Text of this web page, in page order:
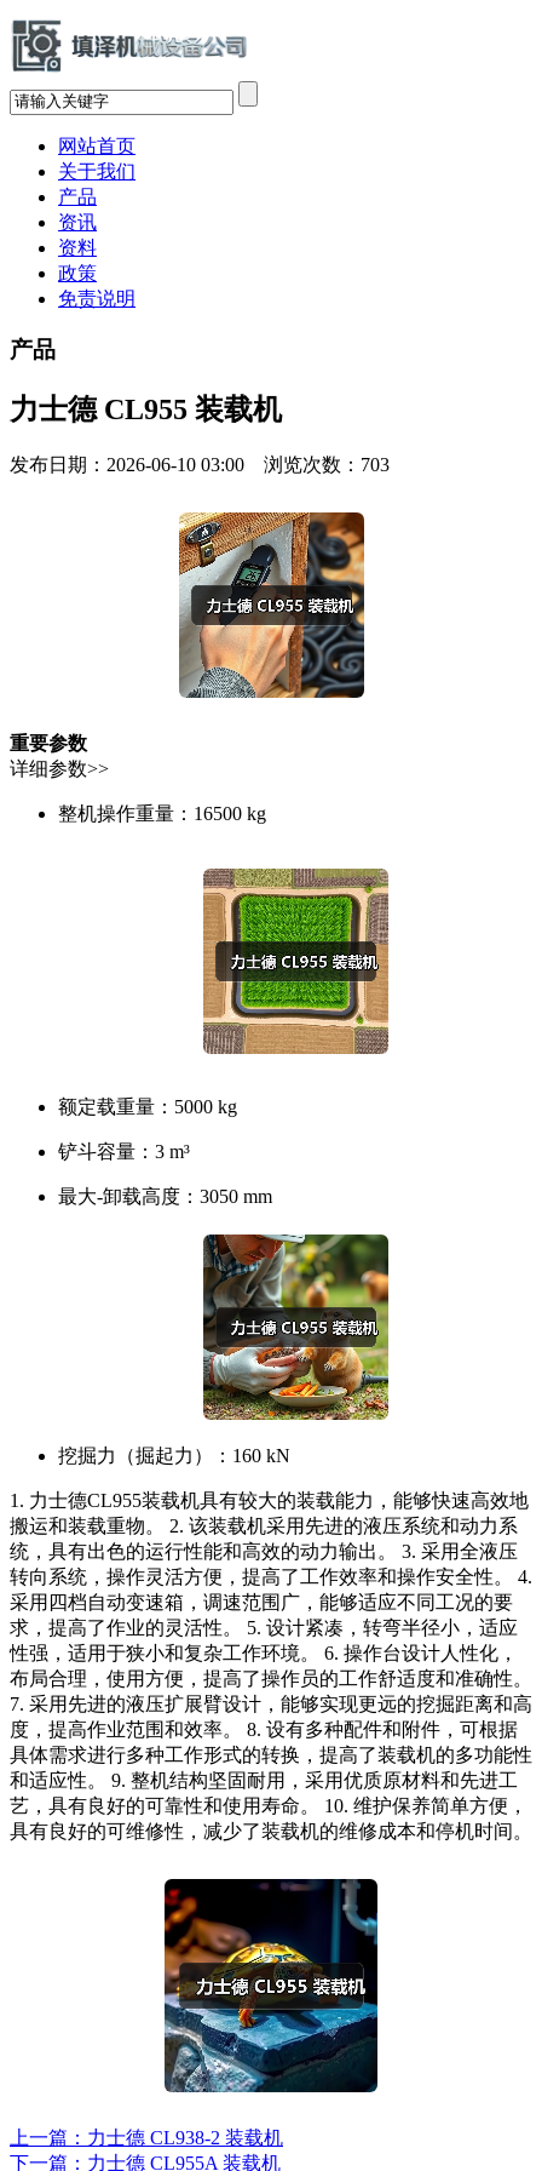
网站首页
关于我们
产品
资讯
资料
政策
免责说明
产品
力士德 CL955 装载机
发布日期：2026-06-10 03:00 浏览次数： 703
重要参数
详细参数>>
整机操作重量： 16500 kg
额定载重量： 5000 kg
铲斗容量： 3 m³
最大-卸载高度： 3050 mm
挖掘力（掘起力）： 160 kN
1. 力士德CL955装载机具有较大的装载能力，能够快速高效地
搬运和装载重物。 2. 该装载机采用先进的液压系统和动力系
统，具有出色的运行性能和高效的动力输出。 3. 采用全液压
转向系统，操作灵活方便，提高了工作效率和操作安全性。 4.
采用四档自动变速箱，调速范围广，能够适应不同工况的要
求，提高了作业的灵活性。 5. 设计紧凑，转弯半径小，适应
性强，适用于狭小和复杂工作环境。 6. 操作台设计人性化，
布局合理，使用方便，提高了操作员的工作舒适度和准确性。
7. 采用先进的液压扩展臂设计，能够实现更远的挖掘距离和高
度，提高作业范围和效率。 8. 设有多种配件和附件，可根据
具体需求进行多种工作形式的转换，提高了装载机的多功能性
和适应性。 9. 整机结构坚固耐用，采用优质原材料和先进工
艺，具有良好的可靠性和使用寿命。 10. 维护保养简单方便，
具有良好的可维修性，减少了装载机的维修成本和停机时间。
上一篇：力士德 CL938-2 装载机
下一篇：力士德 CL955A 装载机